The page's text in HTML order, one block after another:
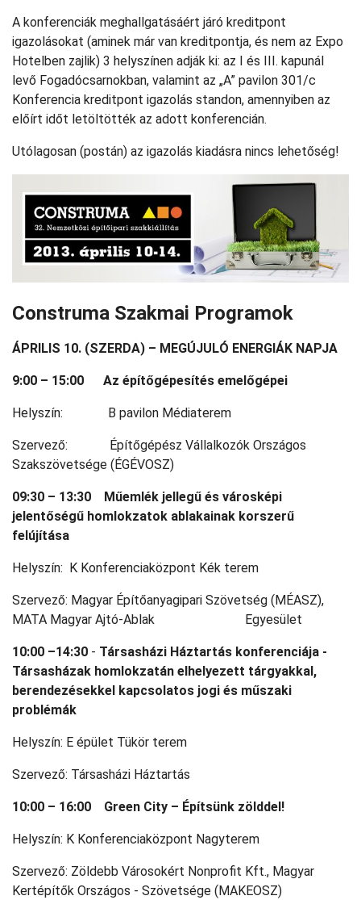
A konferenciák meghallgatásáért járó kreditpont
igazolásokat (aminek már van kreditpontja, és nem az Expo
Hotelben zajlik) 3 helyszínen adják ki: az I és III. kapunál
levő Fogadócsarnokban, valamint az „A” pavilon 301/c
Konferencia kreditpont igazolás standon, amennyiben az
előírt időt letöltötték az adott konferencián.
Utólagosan (postán) az igazolás kiadásra nincs lehetőség!
Construma Szakmai Programok
ÁPRILIS 10. (SZERDA) – MEGÚJULÓ ENERGIÁK NAPJA
9:00 – 15:00 Az építőgépesítés emelőgépei
Helyszín: B pavilon Médiaterem
Szervező: Építőgépész Vállalkozók Országos
Szakszövetsége (ÉGÉVOSZ)
09:30 – 13:30
Műemlék jellegű és városképi
jelentőségű homlokzatok ablakainak korszerű
felújítása
Helyszín: K Konferenciaközpont Kék terem
Szervező: Magyar Építőanyagipari Szövetség (MÉASZ),
MATA Magyar Ajtó-Ablak Egyesület
10:00 –14:30 - Társasházi Háztartás konferenciája -
Társasházak homlokzatán elhelyezett tárgyakkal,
berendezésekkel kapcsolatos jogi és műszaki
problémák
Helyszín: E épület Tükör terem
Szervező: Társasházi Háztartás
10:00 – 16:00 Green City – Építsünk zölddel!
Helyszín: K Konferenciaközpont Nagyterem
Szervező: Zöldebb Városokért Nonprofit Kft., Magyar
Kertépítők Országos - Szövetsége (MAKEOSZ)